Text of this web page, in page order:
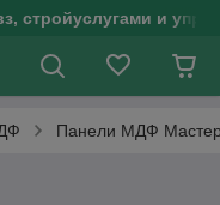
стройуслугами и
Панели МДФ